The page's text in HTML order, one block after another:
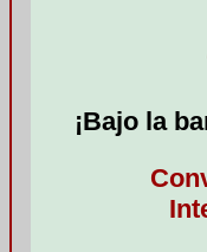
¡Bajo la